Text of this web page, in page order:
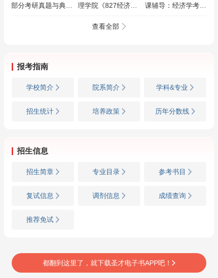
部分考研真题与典型
理学院《827经济学
（100分）、宏观经
课辅导：经济学考研
查看全部
报考指南
学校简介 院系简介 学科&专业
招生统计 培养政策 历年分数线
招生信息
招生简章 专业目录 参考书目
复试信息 调剂信息 成绩查询
推荐免试
都翻到这里了，就下载圣才电子书APP吧！